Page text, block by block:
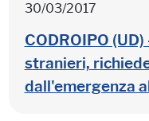
30/03/2017
CODROIPO
stranieri,
dall'emergenza